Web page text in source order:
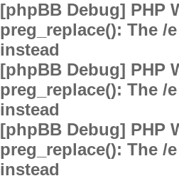
[phpBB Debug] PHP
preg_replace(): The
instead
[phpBB Debug] PHP
preg_replace(): The
instead
[phpBB Debug] PHP
preg_replace(): The
instead